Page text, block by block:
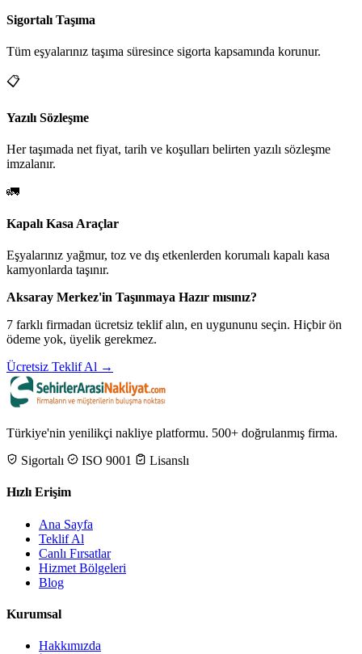
Sigortalı Taşıma
Tüm eşyalarınız taşıma süresince sigorta kapsamında korunur.
📋
Yazılı Sözleşme
Her taşımada net fiyat, tarih ve koşulları belirten yazılı sözleşme
imzalanır.
🚛
Kapalı Kasa Araçlar
Eşyalarınız yağmur, toz ve dış etkenlerden korumalı kapalı kasa
kamyonlarda taşınır.
Aksaray Merkez'in Taşınmaya Hazır mısınız?
7 farklı firmadan ücretsiz teklif alın, en uygununu seçin. Hiçbir ön
ödeme yok, üyelik gerekmez.
Ücretsiz Teklif Al →
Türkiye'nin yenilikçi nakliye platformu. 500+ doğrulanmış firma.
Sigortalı
ISO 9001 Lisanslı
Hızlı Erişim
Ana Sayfa
Teklif Al
Canlı Fırsatlar
Hizmet Bölgeleri
Blog
Kurumsal
Hakkımızda